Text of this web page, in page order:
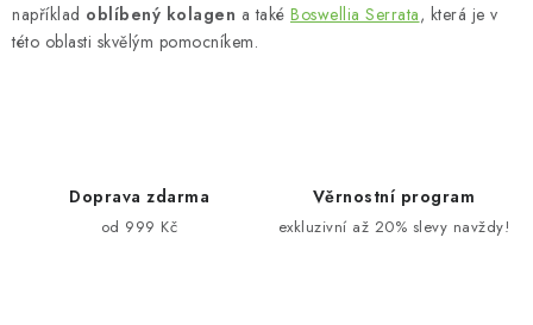
například oblíbený kolagen a také Boswellia Serrata, která je v
této oblasti skvělým pomocníkem.
Doprava zdarma
od 999 Kč
Věrnostní program
exkluzivní až 20% slevy navždy!